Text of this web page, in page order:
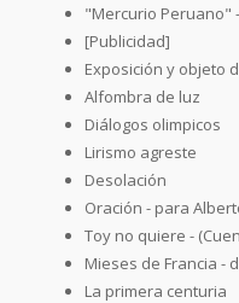
"Mercurio Peruano"
[Publicidad]
Exposición y objeto
Alfombra de luz
Diálogos olimpicos
Lirismo agreste
Desolación
Oración - para
Toy no quiere -
Mieses de Francia -
La primera centuria